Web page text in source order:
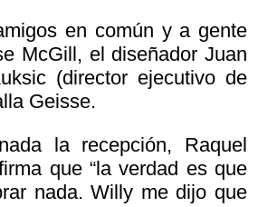
en común y a gente
McGill, el diseñador Juan
(director ejecutivo de
Geisse.
la recepción, Raquel
que “la verdad es que
nada. Willy me dijo que